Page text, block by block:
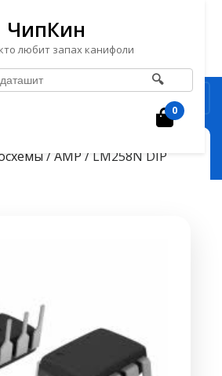
ЧипКин
любит запах канифоли
🔍
0
DIP #13/ AMP/ LM258N DIP